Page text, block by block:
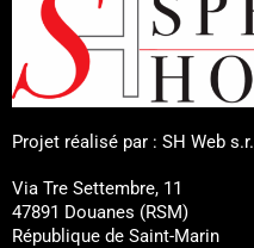
Projet réalisé par : SH Web s.r.l
Via Tre Settembre, 11
47891 Douanes (RSM)
République de Saint-Marin